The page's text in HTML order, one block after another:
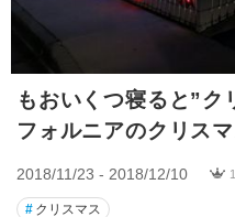
もおいくつ寝ると”ク
フォルニアのクリス
2018/11/23 - 2018/12/10
# クリスマス